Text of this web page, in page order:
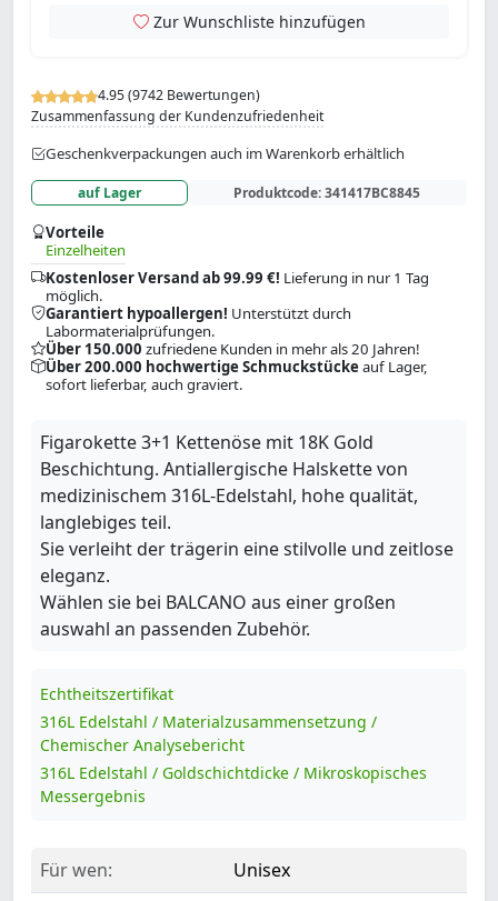
4.95 (9742 Bewertungen)
Zusammenfassung der Kundenzufriedenheit
Geschenkverpackungen auch im Warenkorb erhältlich
auf Lager Produktcode:341417BC8845
Vorteile
Einzelheiten
Kostenloser Versand ab 99.99 €! Lieferung in nur 1 Tag
möglich.
Garantiert hypoallergen! Unterstützt durch
Labormaterialprüfungen.
Über 150.000 zufriedene Kunden in mehr als 20 Jahren!
Über 200.000 hochwertige Schmuckstückeauf Lager,
sofort lieferbar, auch graviert.
Zur Wunschliste hinzufügen
Figarokette 3+1 Kettenöse mit 18K Gold
Beschichtung. Antiallergische Halskette von
medizinischem 316L-Edelstahl, hohe qualität,
langlebiges teil.
Sie verleiht der trägerin eine stilvolle und zeitlose
eleganz.
Wählen sie bei BALCANO aus einer großen
auswahl an passenden Zubehör.
Echtheitszertifikat
316L Edelstahl / Materialzusammensetzung /
Chemischer Analysebericht
316L Edelstahl / Goldschichtdicke / Mikroskopisches
Messergebnis
Für wen:
Unisex